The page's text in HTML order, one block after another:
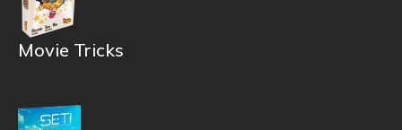
Movie Tricks